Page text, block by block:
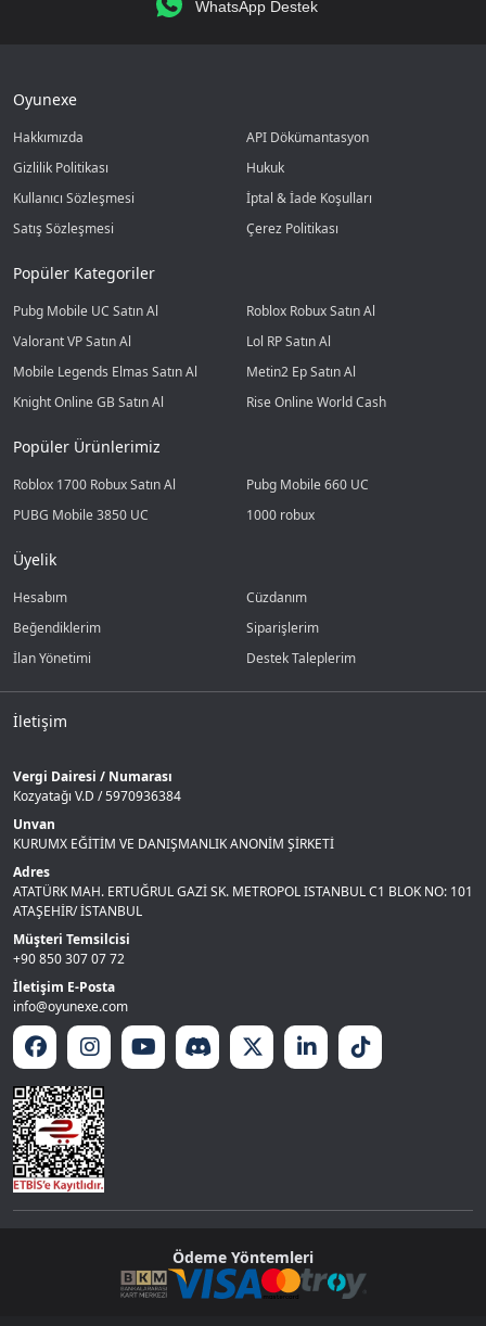
WhatsApp Destek
Oyunexe
Hakkımızda
API Dökümantasyon
Gizlilik Politikası
Hukuk
Kullanıcı Sözleşmesi
İptal & İade Koşulları
Satış Sözleşmesi
Çerez Politikası
Popüler Kategoriler
Pubg Mobile UC Satın Al
Roblox Robux Satın Al
Valorant VP Satın Al
Lol RP Satın Al
Mobile Legends Elmas Satın Al
Metin2 Ep Satın Al
Knight Online GB Satın Al
Rise Online World Cash
Popüler Ürünlerimiz
Roblox 1700 Robux Satın Al
Pubg Mobile 660 UC
PUBG Mobile 3850 UC
1000 robux
Üyelik
Hesabım
Cüzdanım
Beğendiklerim
Siparişlerim
İlan Yönetimi
Destek Taleplerim
İletişim
Vergi Dairesi / Numarası
Kozyatağı V.D / 5970936384
Unvan
KURUMX EĞİTİM VE DANIŞMANLIK ANONİM ŞİRKETİ
Adres
ATATÜRK MAH. ERTUĞRUL GAZİ SK. METROPOL ISTANBUL C1 BLOK NO: 101
ATAŞEHİR/ İSTANBUL
Müşteri Temsilcisi
+90 850 307 07 72
İletişim E-Posta
info@oyunexe.com
Ödeme Yöntemleri